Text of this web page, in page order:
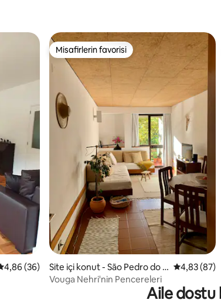
üzerinden ortalama 4,86 puan, 36 değerlendirme
4,86 (36)
Misafirlerin favorisi
Misafirlerin favorisi
Site içi konut - São Pedro do S
ul
54,83 (87)
Vouga Nehri'nin Pencereleri
Aile dostu